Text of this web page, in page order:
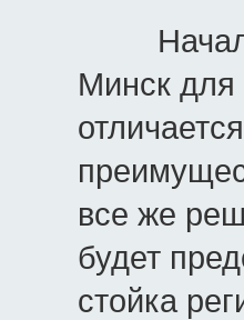
Минск для
все же
будет
стойка